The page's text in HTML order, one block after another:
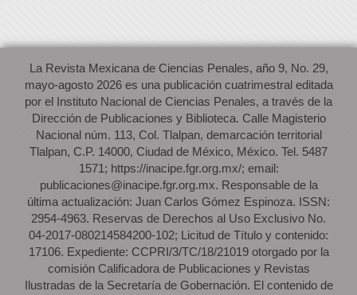
La Revista Mexicana de Ciencias Penales, año 9, No. 29,
mayo-agosto 2026 es una publicación cuatrimestral editada
por el Instituto Nacional de Ciencias Penales, a través de la
Dirección de Publicaciones y Biblioteca. Calle Magisterio
Nacional núm. 113, Col. Tlalpan, demarcación territorial
Tlalpan, C.P. 14000, Ciudad de México, México. Tel. 5487
1571; https://inacipe.fgr.org.mx/; email:
publicaciones@inacipe.fgr.org.mx. Responsable de la
última actualización: Juan Carlos Gómez Espinoza. ISSN:
2954-4963. Reservas de Derechos al Uso Exclusivo No.
04-2017-080214584200-102; Licitud de Título y contenido:
17106. Expediente: CCPRI/3/TC/18/21019 otorgado por la
comisión Calificadora de Publicaciones y Revistas
Ilustradas de la Secretaría de Gobernación. El contenido de